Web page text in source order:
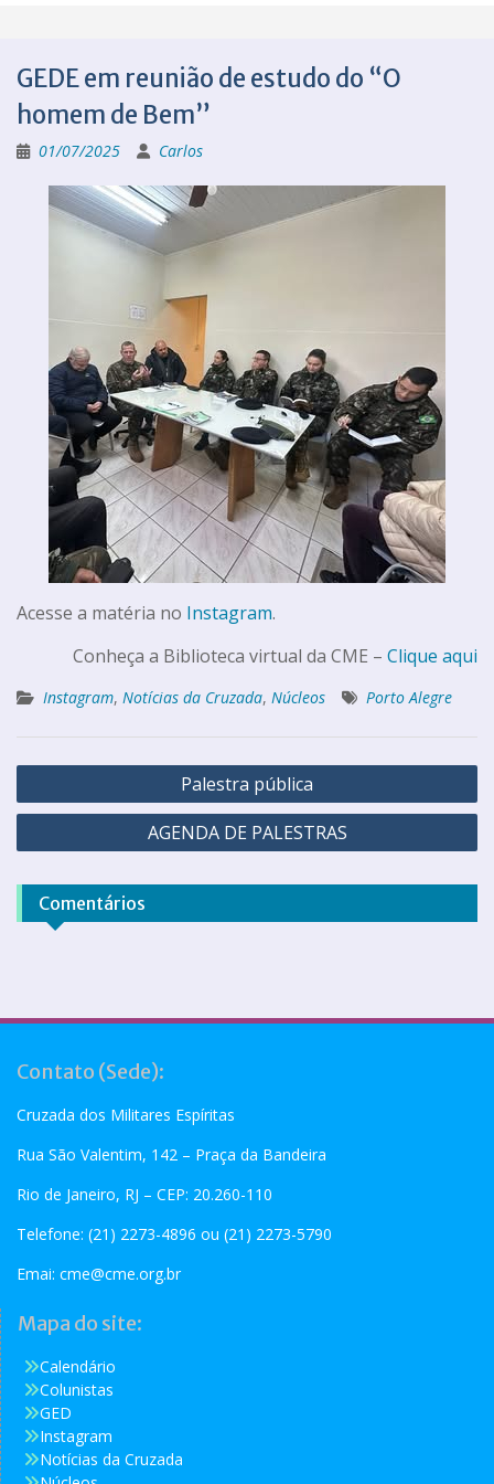
GEDE em reunião de estudo do “O
homem de Bem”
01/07/2025 Carlos
Acesse a matéria no Instagram.
Conheça a Biblioteca virtual da CME – Clique aqui
Instagram, Notícias da Cruzada, Núcleos Porto Alegre
Palestra pública
AGENDA DE PALESTRAS
Comentários
Contato (Sede):
Cruzada dos Militares Espíritas
Rua São Valentim, 142 – Praça da Bandeira
Rio de Janeiro, RJ – CEP: 20.260-110
Telefone: (21) 2273-4896 ou (21) 2273-5790
Emai: cme@cme.org.br
Mapa do site:
Calendário
Colunistas
GED
Instagram
Notícias da Cruzada